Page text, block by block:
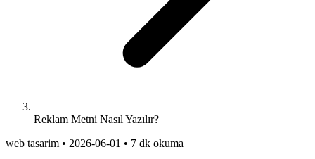
Reklam Metni Nasıl Yazılır?
web tasarim • 2026-06-01 • 7 dk okuma